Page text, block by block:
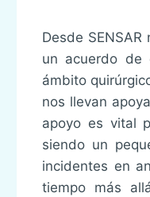
Desde
un acuerdo de
ámbito
nos llevan
apoyo es vital
siendo un
incidentes en
tiempo más